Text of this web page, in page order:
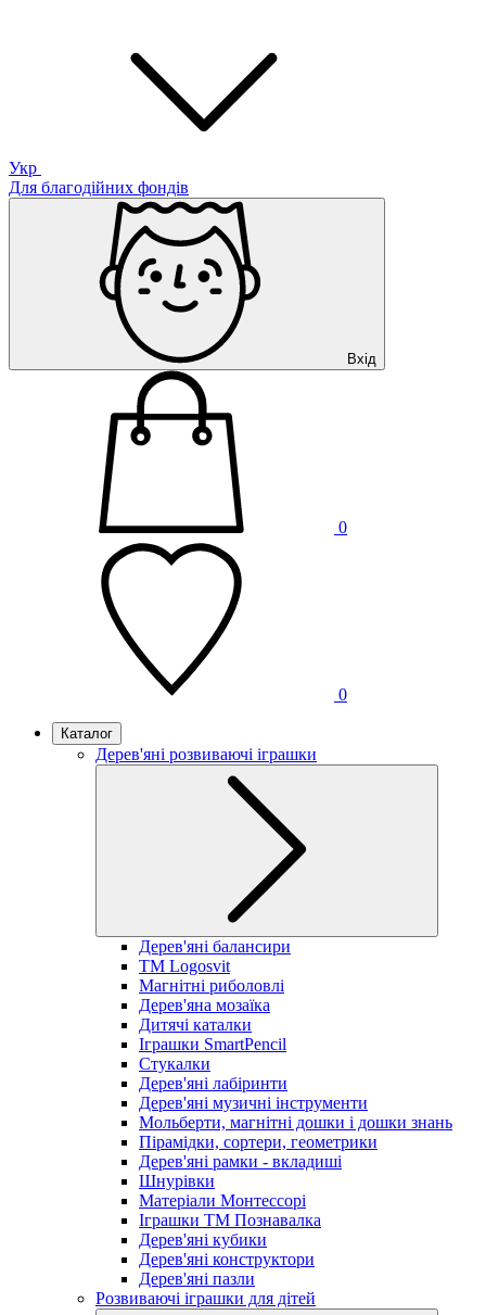
Укр
Для благодійних фондів
Вхід
0
0
Каталог
Дерев'яні розвиваючі іграшки
Дерев'яні балансири
TM Logosvit
Магнітні риболовлі
Дерев'яна мозаїка
Дитячі каталки
Іграшки SmartPencil
Стукалки
Дерев'яні лабіринти
Дерев'яні музичні інструменти
Мольберти, магнітні дошки і дошки знань
Пірамідки, сортери, геометрики
Дерев'яні рамки - вкладиші
Шнурівки
Матеріали Монтессорі
Іграшки ТМ Познавалка
Дерев'яні кубики
Дерев'яні конструктори
Дерев'яні пазли
Розвиваючі іграшки для дітей